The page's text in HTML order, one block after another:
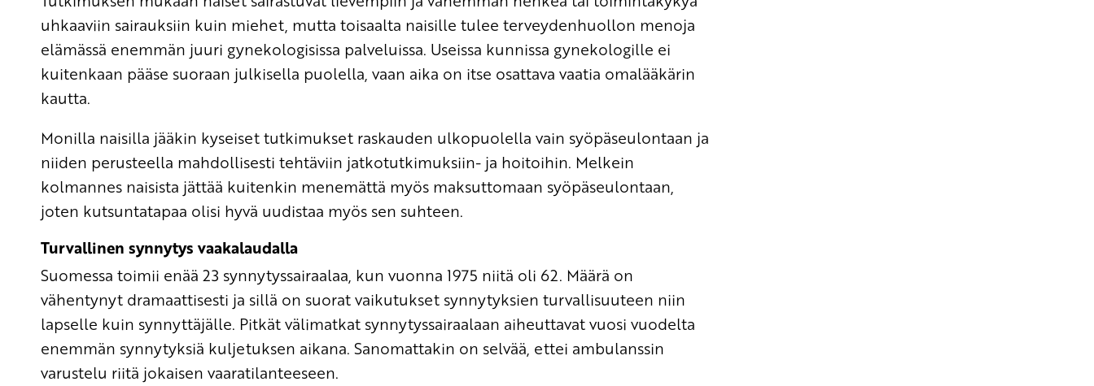
uhkaaviin sairauksiin kuin miehet, mutta toisaalta naisille tulee terveydenhuollon menoja
elämässä enemmän juuri gynekologisissa palveluissa. Useissa kunnissa gynekologille ei
kuitenkaan pääse suoraan julkisella puolella, vaan aika on itse osattava vaatia omalääkärin
kautta.
Monilla naisilla jääkin kyseiset tutkimukset raskauden ulkopuolella vain syöpäseulontaan ja
niiden perusteella mahdollisesti tehtäviin jatkotutkimuksiin- ja hoitoihin. Melkein
kolmannes naisista jättää kuitenkin menemättä myös maksuttomaan syöpäseulontaan,
joten kutsuntatapaa olisi hyvä uudistaa myös sen suhteen.
Turvallinen synnytys vaakalaudalla
Suomessa toimii enää 23 synnytyssairaalaa, kun vuonna 1975 niitä oli 62. Määrä on
vähentynyt dramaattisesti ja sillä on suorat vaikutukset synnytyksien turvallisuuteen niin
lapselle kuin synnyttäjälle. Pitkät välimatkat synnytyssairaalaan aiheuttavat vuosi vuodelta
enemmän synnytyksiä kuljetuksen aikana. Sanomattakin on selvää, ettei ambulanssin
varustelu riitä jokaisen vaaratilanteeseen.